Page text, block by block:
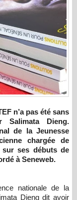
Salimata Dieng.
de la Jeunesse
chargée de
sur ses débuts de
à Seneweb.
nationale de la
Dieng dit avoir